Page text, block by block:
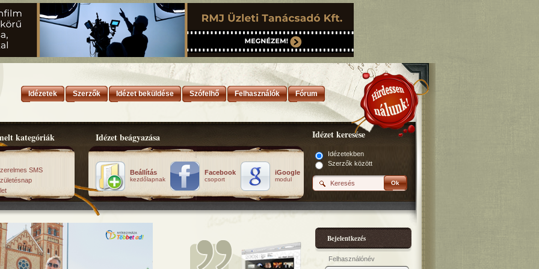
Idézetek Szerzők Idézet beküldése Szófelhő Felhasználók Fórum
kategóriák
SMS
Idézet beágyazása
Beállítás
kezdőlapnak
Facebook
csoport
iGoogle
modul
Idézet keresése
Idézetekben
Szerzők között
Ok
Bejelentkezés
Felhasználónév